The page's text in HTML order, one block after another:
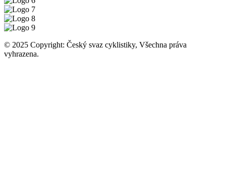
© 2025 Copyright: Český svaz cyklistiky, Všechna práva
vyhrazena.